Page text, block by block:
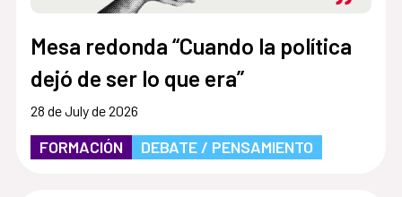
Mesa redonda “Cuando la política
dejó de ser lo que era”
28 de July de 2026
FORMACIÓN DEBATE / PENSAMIENTO